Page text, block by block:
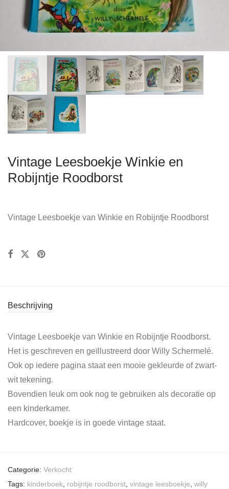
Vintage Leesboekje Winkie en
Robijntje Roodborst
Vintage Leesboekje van Winkie en Robijntje Roodborst
Beschrijving
Vintage Leesboekje van Winkie en Robijntje Roodborst.
Het is geschreven en geïllustreerd door Willy Schermelé.
Ook op iedere pagina staat een mooie gekleurde of zwart-
wit tekening.
Bovendien leuk om ook nog te gebruiken als decoratie op
een kinderkamer.
Hardcover, boekje is in goede vintage staat.
Categorie: Verkocht
Tags: kinderboek robijntje roodborst vintage leesboekje willy